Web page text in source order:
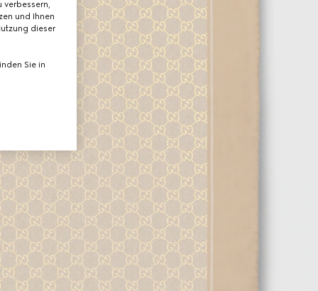
und Ihnen
dieser
Sie in